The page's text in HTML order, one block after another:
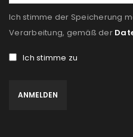
Ich stimme der Speicherung
Verarbeitung, gemäß der
Ich stimme zu